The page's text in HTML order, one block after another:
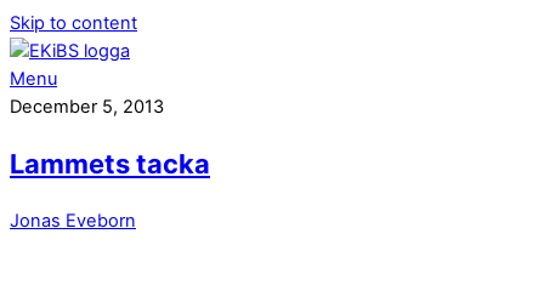
Skip to content
Menu
December 5, 2013
Lammets tacka
Jonas Eveborn